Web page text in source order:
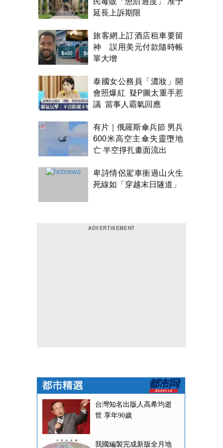
延長上訴期限
旅客網上訂酒店租車要留
神 誤用美元付款隨時帳
單大增
泰國女公務員「濃妝」開
會照爆紅 疑P圖太重手惹
議 當事人霸氣回應
有片｜俄羅斯傘兵節 男兵
600米高空主傘失靈墮地
亡 半空掙扎畫面流出
卑詩情侶駕車衝過山火生
死線如「穿越末日隧道」